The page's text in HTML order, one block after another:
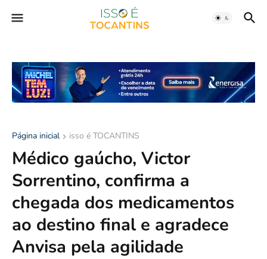
Página inicial isso é TOCANTINS
Médico gaúcho, Victor
Sorrentino, confirma a
chegada dos medicamentos
ao destino final e agradece
Anvisa pela agilidade